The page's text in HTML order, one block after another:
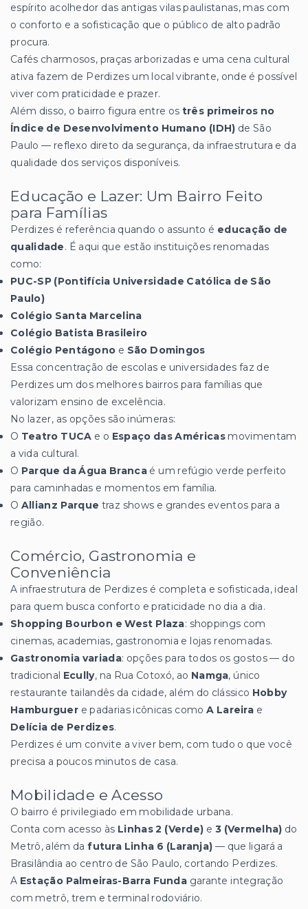
espírito acolhedor das antigas vilas paulistanas, mas com
o conforto e a sofisticação que o público de alto padrão
procura.
Cafés charmosos, praças arborizadas e uma cena cultural
ativa fazem de Perdizes um local vibrante, onde é possível
viver com praticidade e prazer.
Além disso, o bairro figura entre os três primeiros no
Índice de Desenvolvimento Humano (IDH) de São
Paulo — reflexo direto da segurança, da infraestrutura e da
qualidade dos serviços disponíveis.
Educação e Lazer: Um Bairro Feito
para Famílias
Perdizes é referência quando o assunto é educação de
qualidade. É aqui que estão instituições renomadas
como:
PUC-SP (Pontifícia Universidade Católica de São
Paulo)
Colégio Santa Marcelina
Colégio Batista Brasileiro
Colégio Pentágono e São Domingos
Essa concentração de escolas e universidades faz de
Perdizes um dos melhores bairros para famílias que
valorizam ensino de excelência.
No lazer, as opções são inúmeras:
O Teatro TUCA e o Espaço das Américasmovimentam
a vida cultural.
O Parque da Água Brancaé um refúgio verde perfeito
para caminhadas e momentos em família.
O Allianz Parque traz shows e grandes eventos para a
região.
Comércio, Gastronomia e
Conveniência
A infraestrutura de Perdizes é completa e sofisticada, ideal
para quem busca conforto e praticidade no dia a dia.
Shopping Bourbon e West Plaza: shoppings com
cinemas, academias, gastronomia e lojas renomadas.
Gastronomia variada: opções para todos os gostos — do
tradicional Ecully, na Rua Cotoxó, ao Namga, único
restaurante tailandês da cidade, além do clássico Hobby
Hamburguer e padarias icônicas comoA Lareira e
Delícia de Perdizes.
Perdizes é um convite a viver bem, com tudo o que você
precisa a poucos minutos de casa.
Mobilidade e Acesso
O bairro é privilegiado em mobilidade urbana.
Conta com acesso às Linhas 2 (Verde) e 3 (Vermelha) do
Metrô, além dafutura Linha 6 (Laranja) — que ligará a
Brasilândia ao centro de São Paulo, cortando Perdizes.
A Estação Palmeiras-Barra Funda garante integração
com metrô, trem e terminal rodoviário.